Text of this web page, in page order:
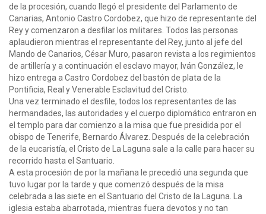
de la procesión, cuando llegó el presidente del Parlamento de
Canarias, Antonio Castro Cordobez, que hizo de representante del
Rey y comenzaron a desfilar los militares. Todos las personas
aplaudieron mientras el representante del Rey, junto al jefe del
Mando de Canarios, César Muro, pasaron revista a los regimientos
de artillería y a continuación el esclavo mayor, Iván González, le
hizo entrega a Castro Cordobez del bastón de plata de la
Pontificia, Real y Venerable Esclavitud del Cristo.
Una vez terminado el desfile, todos los representantes de las
hermandades, las autoridades y el cuerpo diplomático entraron en
el templo para dar comienzo a la misa que fue presidida por el
obispo de Tenerife, Bernardo Álvarez. Después de la celebración
de la eucaristía, el Cristo de La Laguna sale a la calle para hacer su
recorrido hasta el Santuario.
A esta procesión de por la mañana le precedió una segunda que
tuvo lugar por la tarde y que comenzó después de la misa
celebrada a las siete en el Santuario del Cristo de la Laguna. La
iglesia estaba abarrotada, mientras fuera devotos y no tan